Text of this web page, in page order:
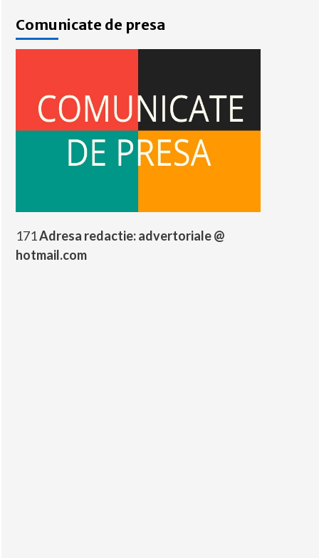
Comunicate de presa
171Adresa redactie: advertoriale @
hotmail.com